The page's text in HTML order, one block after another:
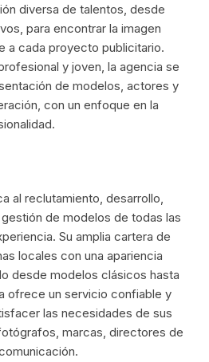
diversa de talentos, desde
para encontrar la imagen
a cada proyecto publicitario.
y joven, la agencia se
de modelos, actores y
con un enfoque en la
al reclutamiento, desarrollo,
de modelos de todas las
Su amplia cartera de
locales con una apariencia
desde modelos clásicos hasta
ofrece un servicio confiable y
las necesidades de sus
marcas, directores de